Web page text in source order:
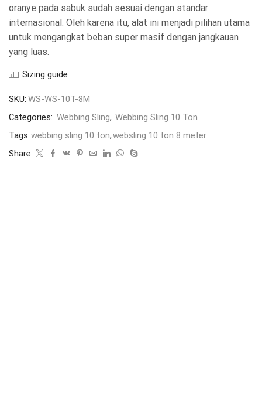
oranye pada sabuk sudah sesuai dengan standar
internasional. Oleh karena itu, alat ini menjadi pilihan utama
untuk mengangkat beban super masif dengan jangkauan
yang luas.
Sizing guide
SKU: WS-WS-10T-8M
Categories: Webbing Sling, Webbing Sling 10 Ton
Tags:webbing sling 10 ton,websling 10 ton 8 meter
Share: